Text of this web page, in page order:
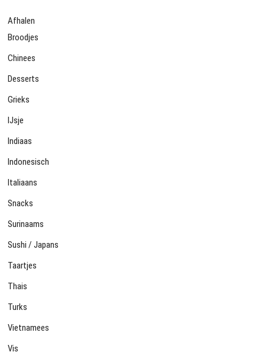
Afhalen
Broodjes
Chinees
Desserts
Grieks
IJsje
Indiaas
Indonesisch
Italiaans
Snacks
Surinaams
Sushi / Japans
Taartjes
Thais
Turks
Vietnamees
Vis